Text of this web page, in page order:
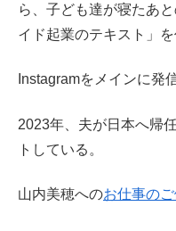
ら、子ども達が寝たあ
イド起業のテキスト」を
Instagramをメインに発
2023年、夫が日本へ帰
トしている。
山内美穂へのお仕事の